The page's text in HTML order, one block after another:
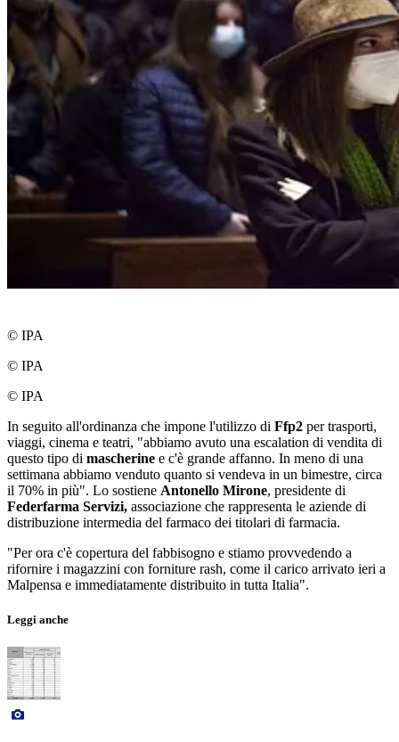
© IPA
© IPA
© IPA
In seguito all'ordinanza che impone l'utilizzo di Ffp2 per trasporti,
viaggi, cinema e teatri, "abbiamo avuto una escalation di vendita di
questo tipo di mascherine e c'è grande affanno. In meno di una
settimana abbiamo venduto quanto si vendeva in un bimestre, circa
il 70% in più". Lo sostiene Antonello Mirone, presidente di
Federfarma Servizi, associazione che rappresenta le aziende di
distribuzione intermedia del farmaco dei titolari di farmacia.
"Per ora c'è copertura del fabbisogno e stiamo provvedendo a
rifornire i magazzini con forniture rash, come il carico arrivato ieri a
Malpensa e immediatamente distribuito in tutta Italia".
Leggi anche